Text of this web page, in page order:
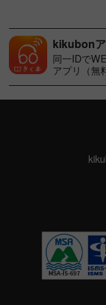
kikubon
同一IDで
アプリ（無